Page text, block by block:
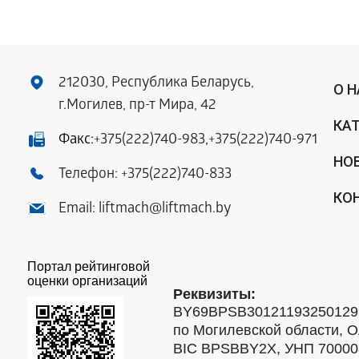
212030, Республика Беларусь,
г.Могилев, пр-т Мира, 42
Факс:+375(222)740-983,+375(222)740-971
Телефон: +375(222)740-833
Email: liftmach@liftmach.by
О
Портал рейтинговой
оценки организаций
Реквизиты:
по Могилевской области,
BIC BPSBBY2X, УНП